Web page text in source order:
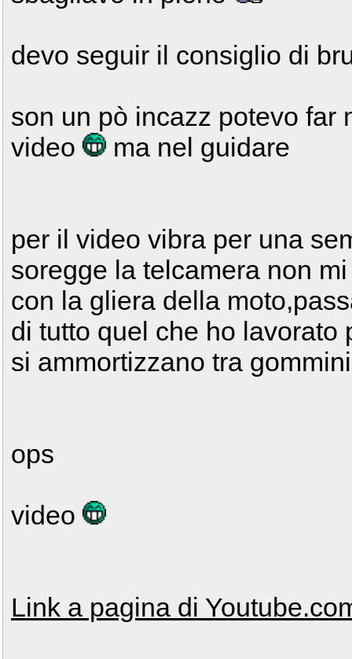
devo seguir il consiglio di
son un pò incazz potevo far
video
ma nel guidare
per il video vibra per una
soregge la telcamera non
con la gliera della
di tutto quel che ho lavorato
si ammortizzano tra
ops
video
Link a pagina di